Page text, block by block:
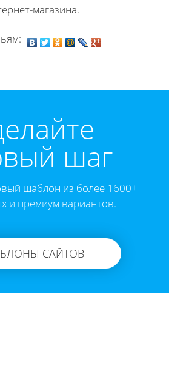
магазина.
шаг
шаблон из более 1600+
и премиум вариантов.
САЙТОВ